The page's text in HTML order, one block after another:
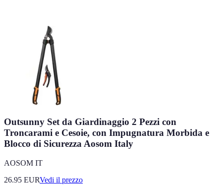
Outsunny Set da Giardinaggio 2 Pezzi con
Troncarami e Cesoie, con Impugnatura Morbida e
Blocco di Sicurezza Aosom Italy
AOSOM IT
26.95 EURVedi il prezzo